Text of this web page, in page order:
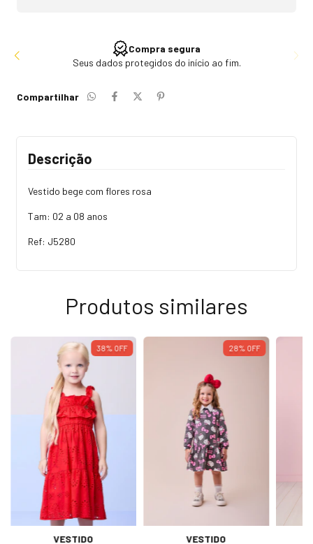
Compra segura
Seus dados protegidos do início ao fim.
Compartilhar
Descrição
Vestido bege com flores rosa
Tam: 02 a 08 anos
Ref: J5280
Produtos similares
38% OFF
VESTIDO
28% OFF
VESTIDO